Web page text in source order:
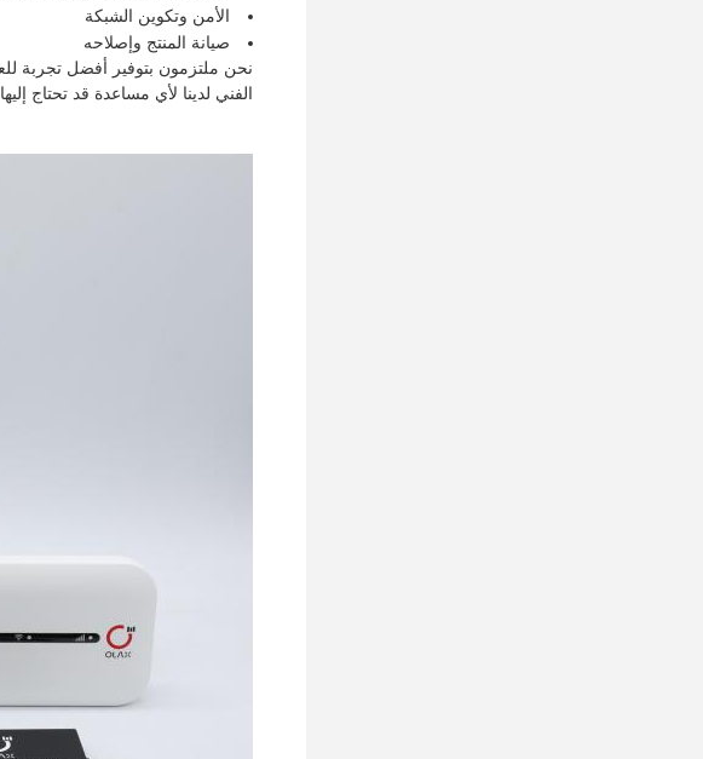
الأمن وتكوين الشبكة
صيانة المنتج وإصلاحه
الفني لدينا لأي مساعدة قد تحتاج إليها.